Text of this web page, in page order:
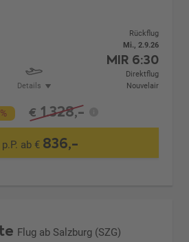
Details
Rückflug
Mi., 2.9.26
MIR 6:30
Direktflug
Nouvelair
€ 1.328,-
p.P. ab € 836,-
Flug ab Salzburg (SZG)